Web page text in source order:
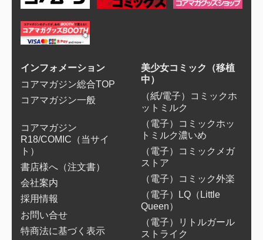
インフォメーション
コアマガジン総合TOP
コアマガジン一般
コアマガジン
R18/COMIC （当サイ
ト）
書店様へ（注文書）
会社案内
採用情報
お問い合せ
特商法に基づく表示
美少女コミック（移植
中）
（紙/電子）コミックホ
ットミルク
（電子）コミックホッ
トミルク濃いめ
（電子）コミックメガ
ストア
（電子）コミック外楽
（電子）LQ（Little
Queen）
（電子）リトルガール
ストライク